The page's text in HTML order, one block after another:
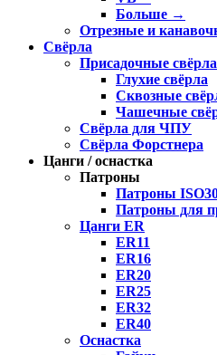
Больше →
Отрезные и
Свёрла
Присадочные свёрла
Глухие свёрла
Сквозные
Чашечные
Свёрла для ЧПУ
Свёрла Форстнера
Цанги / оснастка
Патроны
Патроны
Патроны для
Цанги ER
ER11
ER16
ER20
ER25
ER32
ER40
Оснастка